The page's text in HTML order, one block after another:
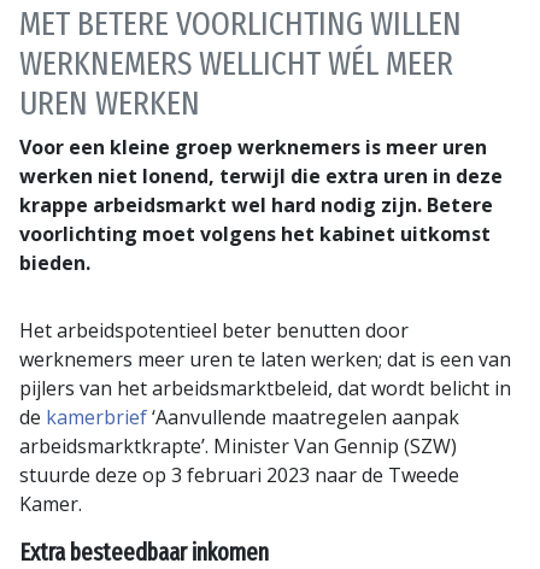
MET BETERE VOORLICHTING WILLEN
WERKNEMERS WELLICHT WÉL MEER
UREN WERKEN
Voor een kleine groep werknemers is meer uren
werken niet lonend, terwijl die extra uren in deze
krappe arbeidsmarkt wel hard nodig zijn. Betere
voorlichting moet volgens het kabinet uitkomst
bieden.
Het arbeidspotentieel beter benutten door
werknemers meer uren te laten werken; dat is een van
pijlers van het arbeidsmarktbeleid, dat wordt belicht in
de kamerbrief‘Aanvullende maatregelen aanpak
arbeidsmarktkrapte’. Minister Van Gennip (SZW)
stuurde deze op 3 februari 2023 naar de Tweede
Kamer.
Extra besteedbaar inkomen